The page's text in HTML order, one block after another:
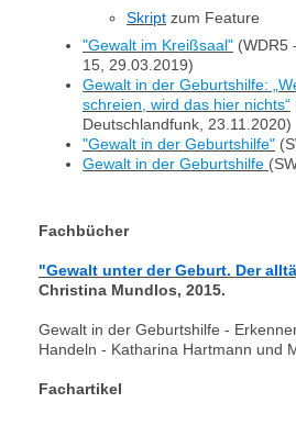
Skript zum Feature
"Gewalt im Kreißsaal" (WDR5
15, 29.03.2019)
Gewalt in der Geburtshilfe:
schreien, wird das hier nichts“
Deutschlandfunk, 23.11.2020)
"Gewalt in der Geburtshilfe"
Gewalt in der Geburtshilfe
Fachbücher
"Gewalt unter der Geburt. Der
Christina Mundlos, 2015.
Gewalt in der Geburtshilfe -
Handeln - Katharina Hartmann und
Fachartikel